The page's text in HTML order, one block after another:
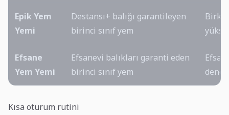
Epik Yem
Yemi
Destansı+ balığı garantileyen
birinci sınıf yem
Efsane
Yem Yemi
Efsanevi balıkları garanti eden
birinci sınıf yem
Kısa oturum rutini